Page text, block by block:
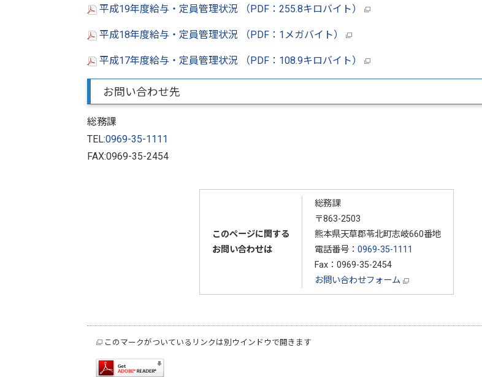
平成19年度給与・定員管理状況 （PDF：255.8キロバイト）
平成18年度給与・定員管理状況 （PDF：1メガバイト）
平成17年度給与・定員管理状況 （PDF：108.9キロバイト）
お問い合わせ先
総務課
TEL:0969-35-1111
FAX:0969-35-2454
このページに関する
お問い合わせは
総務課
〒863-2503
熊本県天草郡苓北町志岐660番地
電話番号： 0969-35-1111
Fax：0969-35-2454
お問い合わせフォーム
このマークがついているリンクは別ウインドウで開きます